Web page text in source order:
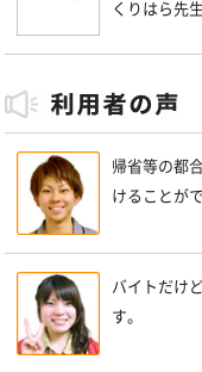
くりはら先
帰省等の都
けることが
バイトだけ
す。